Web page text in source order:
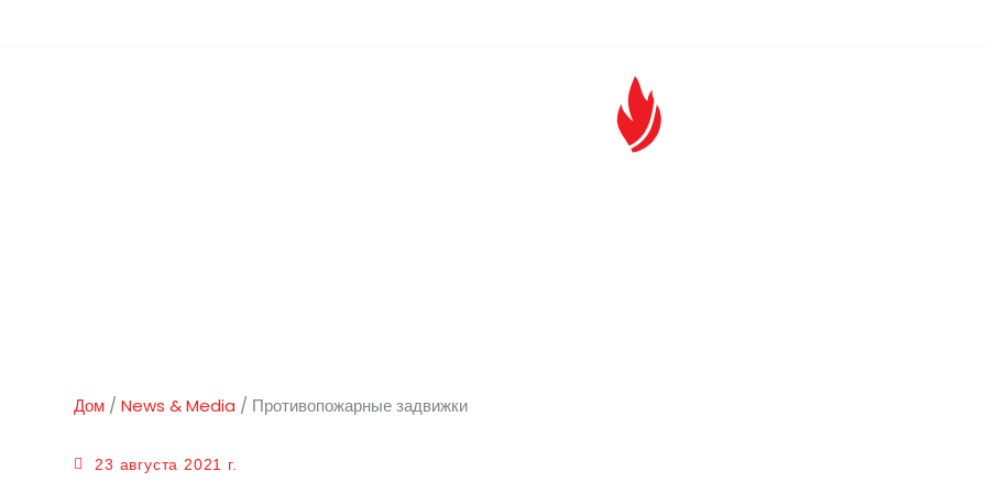
Дом /News & Media / Противопожарные задвижки
23 августа 2021 г.